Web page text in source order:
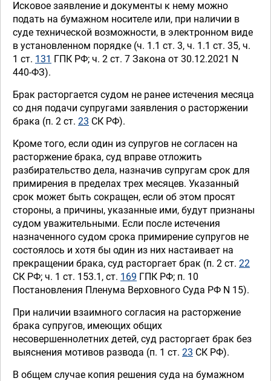
Исковое заявление и документы к нему можно
подать на бумажном носителе или, при наличии в
суде технической возможности, в электронном виде
в установленном порядке (ч. 1.1 ст. 3, ч. 1.1 ст. 35, ч.
1 ст. 131 ГПК РФ; ч. 2 ст. 7 Закона от 30.12.2021 N
440-ФЗ).
Брак расторгается судом не ранее истечения месяца
со дня подачи супругами заявления о расторжении
брака (п. 2 ст. 23 СК РФ).
Кроме того, если один из супругов не согласен на
расторжение брака, суд вправе отложить
разбирательство дела, назначив супругам срок для
примирения в пределах трех месяцев. Указанный
срок может быть сокращен, если об этом просят
стороны, а причины, указанные ими, будут признаны
судом уважительными. Если после истечения
назначенного судом срока примирение супругов не
состоялось и хотя бы один из них настаивает на
прекращении брака, суд расторгает брак (п. 2 ст. 22
СК РФ; ч. 1 ст. 153.1, ст. 169 ГПК РФ; п. 10
Постановления Пленума Верховного Суда РФ N 15).
При наличии взаимного согласия на расторжение
брака супругов, имеющих общих
несовершеннолетних детей, суд расторгает брак без
выяснения мотивов развода (п. 1 ст. 23 СК РФ).
В общем случае копия решения суда на бумажном